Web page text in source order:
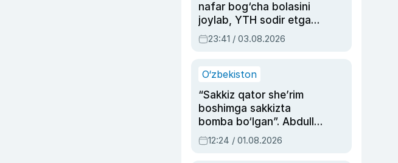
nafar bog‘cha bolasini
joylab, YTH sodir etgan
ayolga sud hukmi o‘qildi
23:41 / 03.08.2026
O‘zbekiston
“Sakkiz qator she’rim
boshimga sakkizta
bomba bo‘lgan”. Abdulla
Oripovni siyosiy
ayblovlardan asrab
12:24 / 01.08.2026